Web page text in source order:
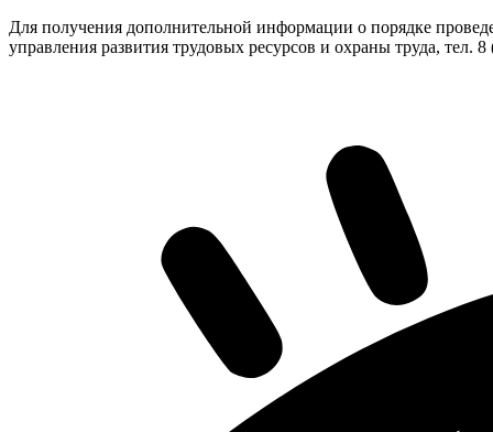
Для получения дополнительной информации о порядке
управления развития трудовых ресурсов и охраны труда, тел.